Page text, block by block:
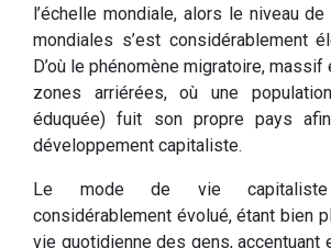
l’échelle mondiale, alors le niveau
mondiales s’est considérablement
D’où le phénomène migratoire,
zones arriérées, où une
éduquée) fuit son propre pays
développement capitaliste.
Le mode de vie capitaliste
considérablement évolué, étant bien
vie quotidienne des gens, accentuant